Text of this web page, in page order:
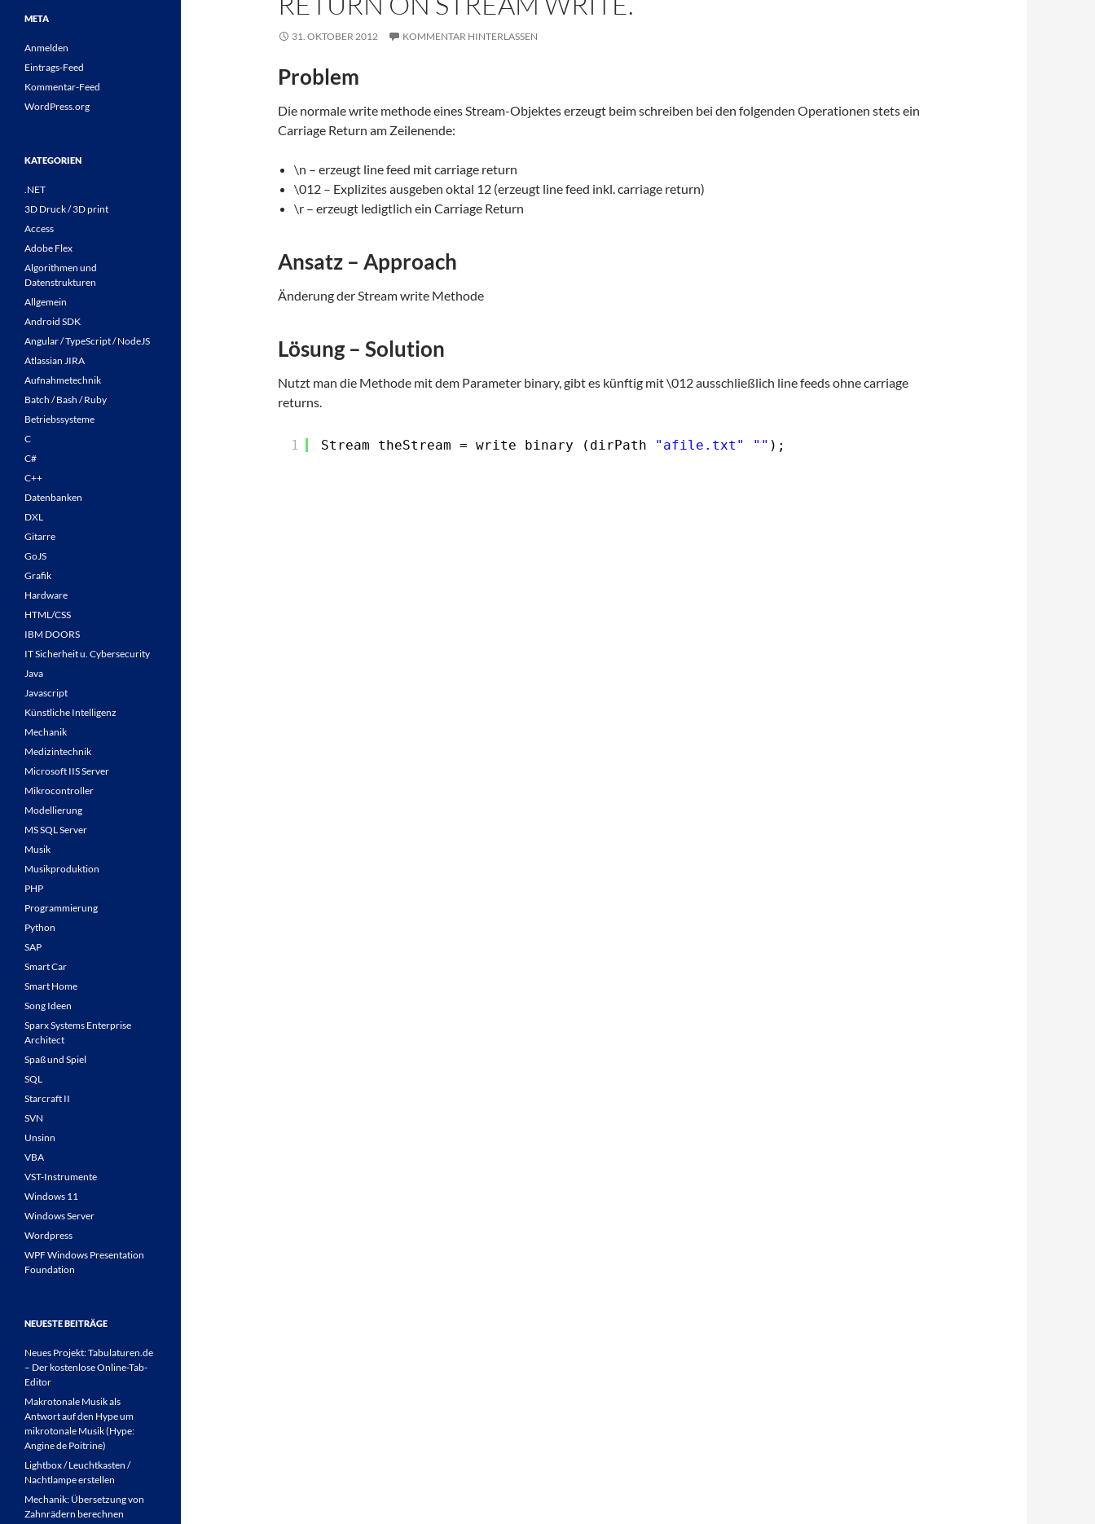
31. OKTOBER 2012 KOMMENTAR HINTERLASSEN
Problem
Die normale write methode eines Stream-Objektes erzeugt beim schreiben bei den folgenden Operationen stets ein
Carriage Return am Zeilenende:
\n – erzeugt line feed mit carriage return
\012 – Explizites ausgeben oktal 12 (erzeugt line feed inkl. carriage return)
\r – erzeugt ledigtlich ein Carriage Return
Ansatz – Approach
Änderung der Stream write Methode
Lösung – Solution
Nutzt man die Methode mit dem Parameter binary, gibt es künftig mit \012 ausschließlich line feeds ohne carriage
returns.
1 Stream theStream = write binary (dirPath "afile.txt" "" );
META
Anmelden
Eintrags-Feed
Kommentar-Feed
WordPress.org
KATEGORIEN
.NET
3D Druck / 3D print
Access
Adobe Flex
Algorithmen und
Datenstrukturen
Allgemein
Android SDK
Angular / TypeScript / NodeJS
Atlassian JIRA
Aufnahmetechnik
Batch / Bash / Ruby
Betriebssysteme
C
C#
C++
Datenbanken
DXL
Gitarre
GoJS
Grafik
Hardware
HTML/CSS
IBM DOORS
IT Sicherheit u. Cybersecurity
Java
Javascript
Künstliche Intelligenz
Mechanik
Medizintechnik
Microsoft IIS Server
Mikrocontroller
Modellierung
MS SQL Server
Musik
Musikproduktion
PHP
Programmierung
Python
SAP
Smart Car
Smart Home
Song Ideen
Sparx Systems Enterprise
Architect
Spaß und Spiel
SQL
Starcraft II
SVN
Unsinn
VBA
VST-Instrumente
Windows 11
Windows Server
Wordpress
WPF Windows Presentation
Foundation
NEUESTE BEITRÄGE
Neues Projekt: Tabulaturen.de
– Der kostenlose Online-Tab-
Editor
Makrotonale Musik als
Antwort auf den Hype um
mikrotonale Musik (Hype:
Angine de Poitrine)
Lightbox / Leuchtkasten /
Nachtlampe erstellen
Mechanik: Übersetzung von
Zahnrädern berechnen